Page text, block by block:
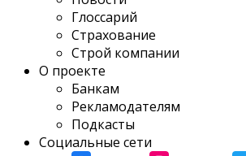
Глоссарий
Страхование
Строй компании
О проекте
Банкам
Рекламодателям
Подкасты
Социальные сети